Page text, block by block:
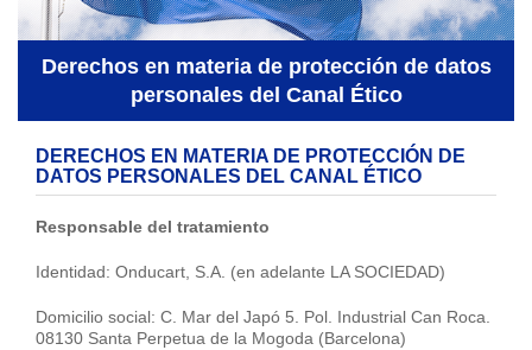
Derechos en materia de protección de datos
personales del Canal Ético
DERECHOS EN MATERIA DE PROTECCIÓN DE
DATOS PERSONALES DEL CANAL ÉTICO
Responsable del tratamiento
Identidad: Onducart, S.A. (en adelante LA SOCIEDAD)
Domicilio social: C. Mar del Japó 5. Pol. Industrial Can Roca.
08130 Santa Perpetua de la Mogoda (Barcelona)